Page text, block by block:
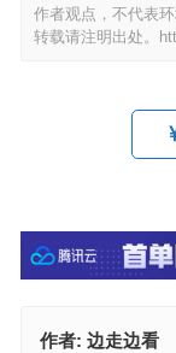
作者观点，不代表
转载请注明出处。
作者: 边走边看